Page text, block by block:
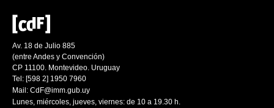
Av. 18 de Julio 885
(entre Andes y Convención)
CP 11100. Montevideo. Uruguay
Tel: [598 2] 1950 7960
Mail: CdF@imm.gub.uy
Lunes, miércoles, jueves, viernes: de 10 a 19.30 h.